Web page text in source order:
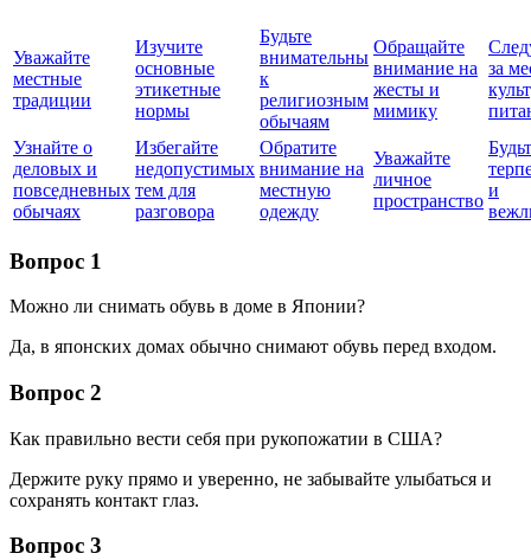
Уважайте
местные
традиции
Изучите
основные
этикетные
нормы
Будьте
внимательны
к
религиозным
обычаям
Обращайте
внимание на
жесты и
мимику
за
Узнайте о
деловых и
повседневных
обычаях
Избегайте
недопустимых
тем для
разговора
Обратите
внимание на
местную
одежду
Уважайте
личное
пространство
и
Вопрос 1
Можно ли снимать обувь в доме в Японии?
Да, в японских домах обычно снимают обувь перед входом.
Вопрос 2
Как правильно вести себя при рукопожатии в США?
Держите руку прямо и уверенно, не забывайте улыбаться и
сохранять контакт глаз.
Вопрос 3